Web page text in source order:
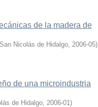
de la madera de
Nicolás de Hidalgo, 2006-05)
de una microindustria
de Hidalgo, 2006-01)